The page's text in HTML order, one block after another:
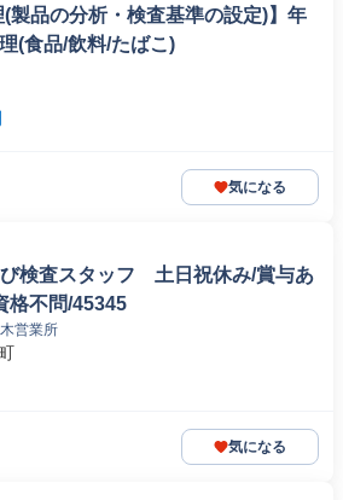
(製品の分析・検査基準の設定)】年
(食品/飲料/たばこ)
気になる
検査スタッフ 土日祝休み/賞与あ
格不問/45345
営業所
気になる